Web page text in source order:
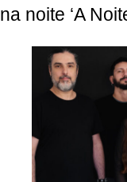
na noite ‘A